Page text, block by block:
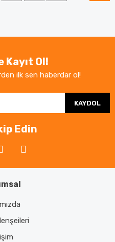
Kayıt Ol!
ilk sen haberdar ol!
KAYDOL
Edin